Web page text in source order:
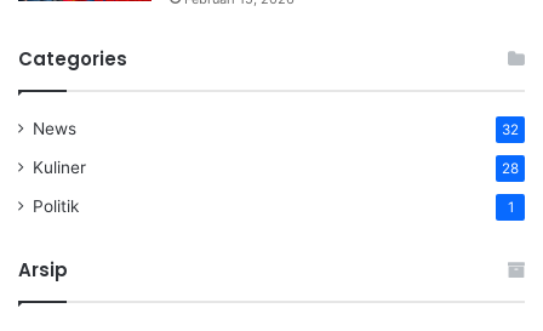
Categories
News 32
Kuliner 28
Politik 1
Arsip